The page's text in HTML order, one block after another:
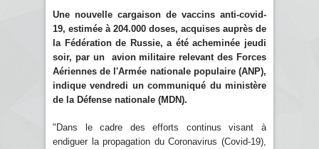
Une nouvelle cargaison de vaccins anti-covid-
19, estimée à 204.000 doses, acquises auprès de
la Fédération de Russie, a été acheminée jeudi
soir, par un avion militaire relevant des Forces
Aériennes de l'Armée nationale populaire (ANP),
indique vendredi un communiqué du ministère
de la Défense nationale (MDN).
"Dans le cadre des efforts continus visant à
endiguer la propagation du Coronavirus (Covid-19),